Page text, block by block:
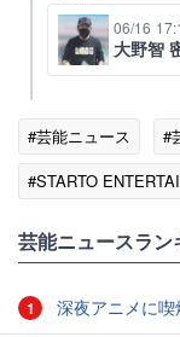
06/16
大野智
#芸能ニュース #
#STARTO
芸能ニュースラン
1 深夜アニメに